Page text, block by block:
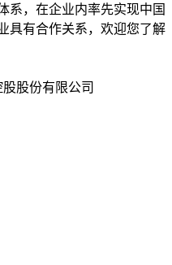
系，在企业内率先实现中国
具有合作关系，欢迎您了解
股份有限公司